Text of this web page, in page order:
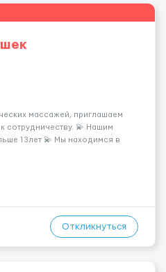
массажей, приглашаем
сотрудничеству. 💫 Нашим
13лет 💫 Мы находимся в
Наличие работы. Поток 💝
Откликнуться